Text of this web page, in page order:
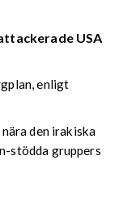
USA
enligt
den irakiska
stödda gruppers